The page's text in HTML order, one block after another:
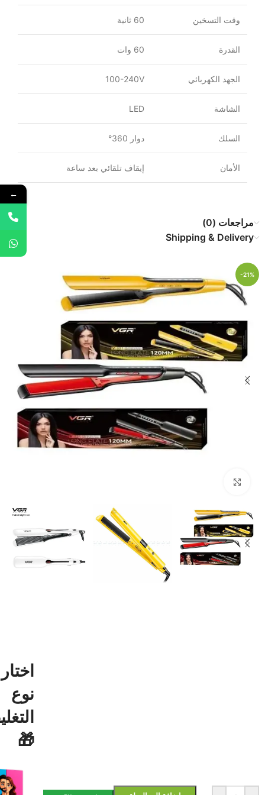
وقت التسخين 60 ثانية
القدرة 60 وات
الجهد الكهربائي 100-240V
الشاشة LED
السلك دوار 360°
الأمان إيقاف تلقائي بعد ساعة
مراجعات (0)
Shipping & Delivery
-21%
اختار
نوع
🎁
←